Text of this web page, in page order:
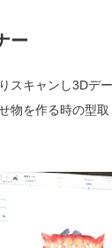
ー
スキャンし3Dデ
物を作る時の型